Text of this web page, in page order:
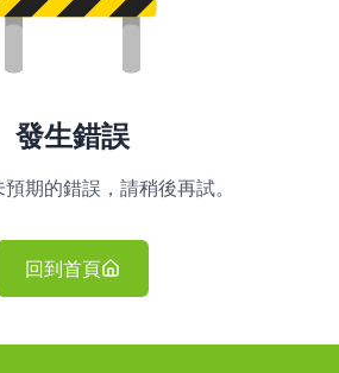
發生錯誤
期的錯誤，請稍後再試。
回到首頁